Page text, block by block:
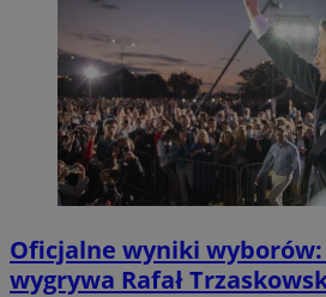
Oficjalne wyniki wyborów:
wygrywa Rafał